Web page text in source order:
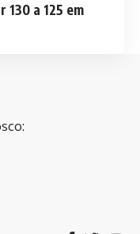
130 a 125 em